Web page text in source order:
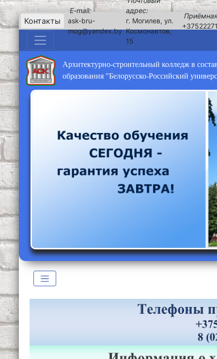
Контакты
E-mail:
ask-bru-
mog@yandex.by
адрес:
г. Могилев, ул.
Космонавтов,
15
Архитектурно-строительный колледж в
образования "Белорусско-Российский